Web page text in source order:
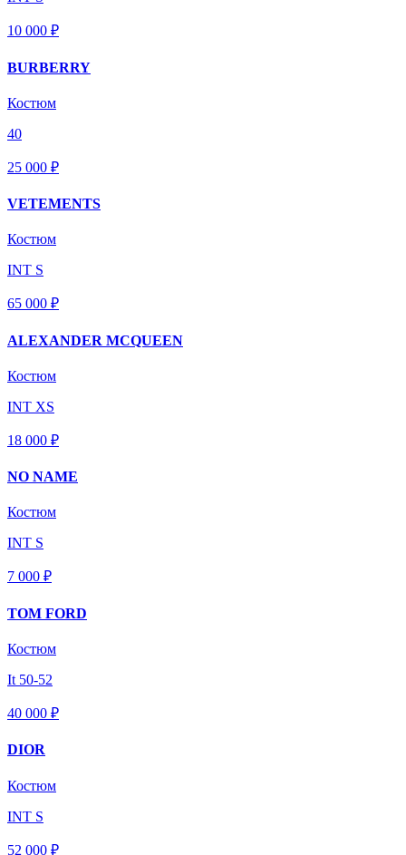
10 000 ₽
BURBERRY
Костюм
40
25 000 ₽
VETEMENTS
Костюм
INT S
65 000 ₽
ALEXANDER MCQUEEN
Костюм
INT XS
18 000 ₽
NO NAME
Костюм
INT S
7 000 ₽
TOM FORD
Костюм
It 50-52
40 000 ₽
DIOR
Костюм
INT S
52 000 ₽